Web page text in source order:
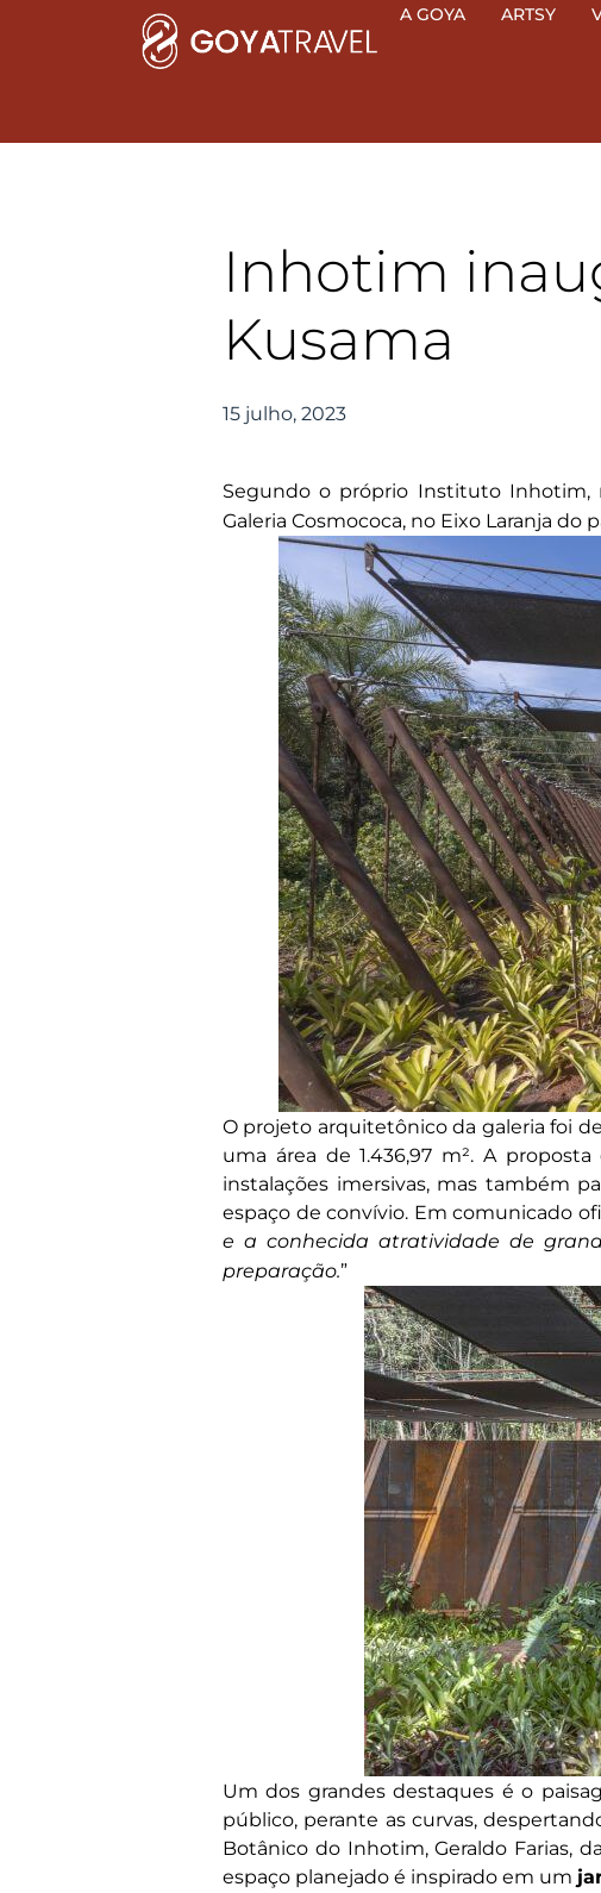
A GOYA ARTSY
Inhotim
Kusama
15 julho, 2023
Segundo o próprio Instituto Inhotim,
Galeria Cosmococa, no Eixo Laranja do
O projeto arquitetônico da galeria foi
uma área de 1.436,97 m². A
instalações imersivas, mas também
espaço de convívio. Em comunicado
e a conhecida atratividade de
preparação.”
Um dos grandes destaques é o
público, perante as curvas,
Botânico do Inhotim, Geraldo Farias,
espaço planejado é inspirado em um